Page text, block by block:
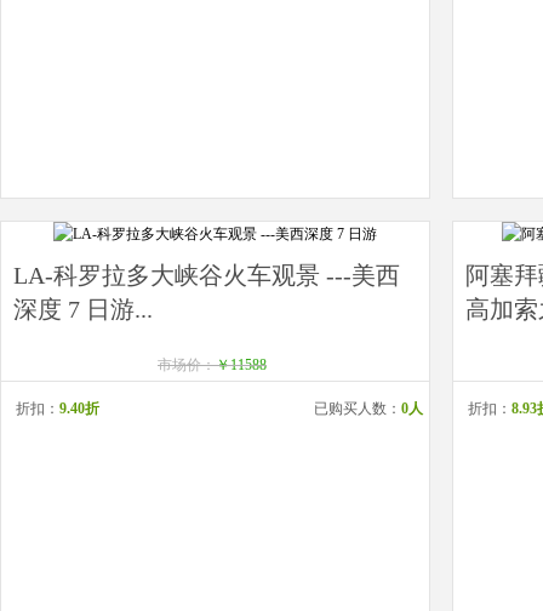
LA-科罗拉多大峡谷火车观景 ---美西
深度 7 日游...
市场价：￥11588
折扣： 9.40折 已购买人数： 0人
阿塞
高加
折扣： 8.93